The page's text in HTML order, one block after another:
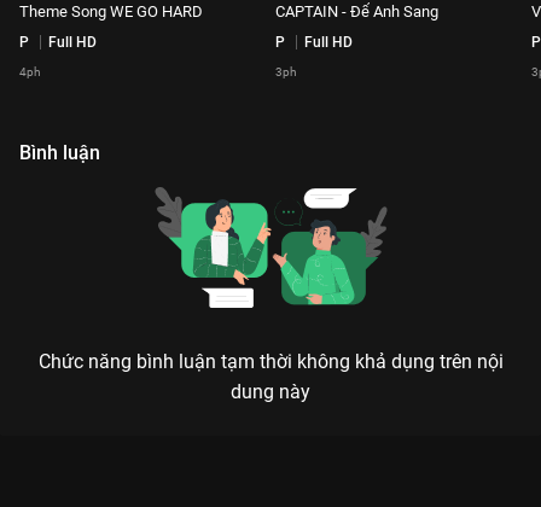
Theme Song WE GO HARD
P Full HD
4ph
CAPTAIN - Để Anh Sang
P Full HD
3ph
P
Bình luận
Chức năng bình luận tạm thời không khả dụng trên nội
dung này